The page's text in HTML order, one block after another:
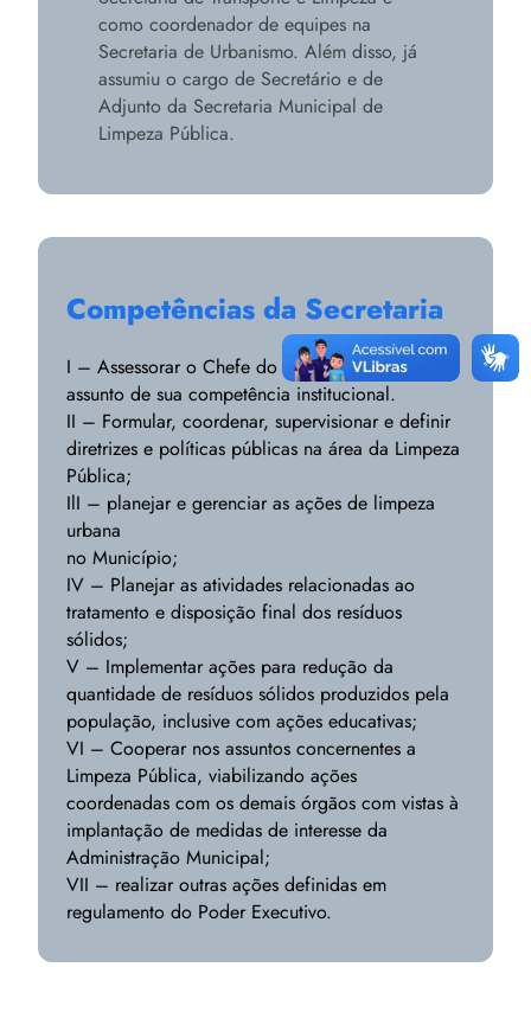
como coordenador de equipes na
Secretaria de Urbanismo. Além disso, já
assumiu o cargo de Secretário e de
Adjunto da Secretaria Municipal de
Limpeza Pública.
Competências da Secretaria
I – Assessorar o Chefe do Poder Executivo em
assunto de sua competência institucional.
II – Formular, coordenar, supervisionar e definir
diretrizes e políticas públicas na área da Limpeza
Pública;
IlI – planejar e gerenciar as ações de limpeza
urbana
no Município;
IV – Planejar as atividades relacionadas ao
tratamento e disposição final dos resíduos
sólidos;
V – Implementar ações para redução da
quantidade de resíduos sólidos produzidos pela
população, inclusive com ações educativas;
VI – Cooperar nos assuntos concernentes a
Limpeza Pública, viabilizando ações
coordenadas com os demais órgãos com vistas à
implantação de medidas de interesse da
Administração Municipal;
VII – realizar outras ações definidas em
regulamento do Poder Executivo.